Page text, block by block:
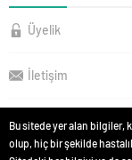
Üyelik
İletişim
Bu sitede yer alan bilgiler,
olup, hiç bir şekilde